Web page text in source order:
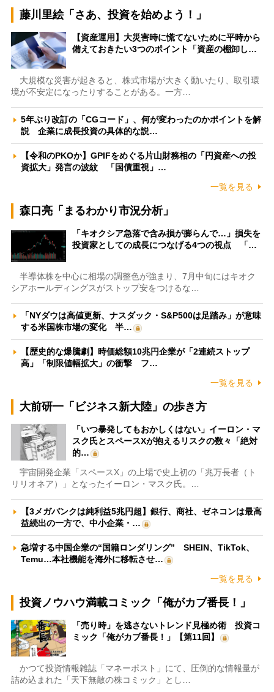
藤川里絵「さあ、投資を始めよう！」
【資産運用】大災害時に慌てないために平時から
備えておきたい3つのポイント「資産の棚卸し…
大規模な災害が起きると、株式市場が大きく動いたり、取引環
境が不安定になったりすることがある。一方…
5年ぶり改訂の「CGコード」、何が変わったのかポイントを解
説 企業に成長投資の具体的な説…
【令和のPKOか】GPIFをめぐる片山財務相の「円資産への投
資拡大」発言の波紋 「国債重視」…
一覧を見る
森口亮「まるわかり市況分析」
「キオクシア急落で含み損が膨らんで…」損失を
投資家としての成長につなげる4つの視点 「…
半導体株を中心に相場の調整色が強まり、7月中旬にはキオク
シアホールディングスがストップ安をつけるな…
「NYダウは高値更新、ナスダック・S&P500は足踏み」が意味
する米国株市場の変化 半…
【歴史的な爆騰劇】時価総額10兆円企業が「2連続ストップ
高」「制限値幅拡大」の衝撃 フ…
一覧を見る
大前研一「ビジネス新大陸」の歩き方
「いつ暴発してもおかしくはない」イーロン・マ
スク氏とスペースXが抱えるリスクの数々「絶対
的…
宇宙開発企業「スペースX」の上場で史上初の「兆万長者（ト
リリオネア）」となったイーロン・マスク氏。…
【3メガバンクは純利益5兆円超】銀行、商社、ゼネコンは最高
益続出の一方で、中小企業・…
急増する中国企業の“国籍ロンダリング” SHEIN、TikTok、
Temu…本社機能を海外に移転させ…
一覧を見る
投資ノウハウ満載コミック「俺がカブ番長！」
「売り時」を逃さないトレンド見極め術 投資コ
ミック「俺がカブ番長！」【第11回】
かつて投資情報雑誌「マネーポスト」にて、圧倒的な情報量が
詰め込まれた「天下無敵の株コミック」とし…